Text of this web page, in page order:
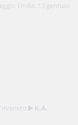
Emilia, 13 gennaio
K.A.